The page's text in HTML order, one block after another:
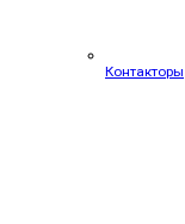
Контакторы